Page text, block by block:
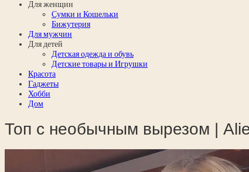
Для женщин
Сумки и Кошельки
Бижутерия
Для мужчин
Для детей
Детская одежда и обувь
Детские товары и Игрушки
Красота
Гаджеты
Хобби
Дом
Топ с необычным вырезом |